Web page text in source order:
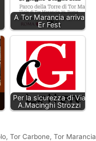
A Tor Marancia arriva
Er Fest
Per la sicurezza di Via
A.Macinghi Strozzi
, Tor Carbone, Tor Marancia